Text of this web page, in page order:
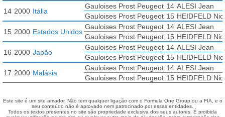
14 2000 Itália
Gauloises Prost Peugeot 14 ALESI Jean
Gauloises Prost Peugeot 15 HEIDFELD
15 2000 Estados Unidos
Gauloises Prost Peugeot 14 ALESI Jean
Gauloises Prost Peugeot 15 HEIDFELD
16 2000 Japão
Gauloises Prost Peugeot 14 ALESI Jean
Gauloises Prost Peugeot 15 HEIDFELD
17 2000 Malásia
Gauloises Prost Peugeot 14 ALESI Jean
Gauloises Prost Peugeot 15 HEIDFELD
Este site é um site amador. Não tem qualquer ligação com o Formula One Group ou a FIA, e o
seu conteúdo não é aprovado nem patrocinado por essas entidades.
Todos os textos presentes no site são propriedade exclusiva dos seus autores. É proibida